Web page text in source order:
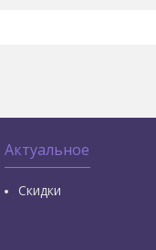
Актуальное
Скидки